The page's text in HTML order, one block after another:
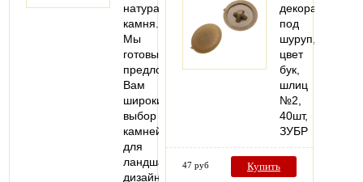
натурального
камня.
Мы
готовы
предложить
Вам
широкий
выбор
камней
для
ландшафтного
дизайна.
декоративная
под
шуруп,
цвет
бук,
шлиц
№2,
40шт,
ЗУБР
47 руб Купить